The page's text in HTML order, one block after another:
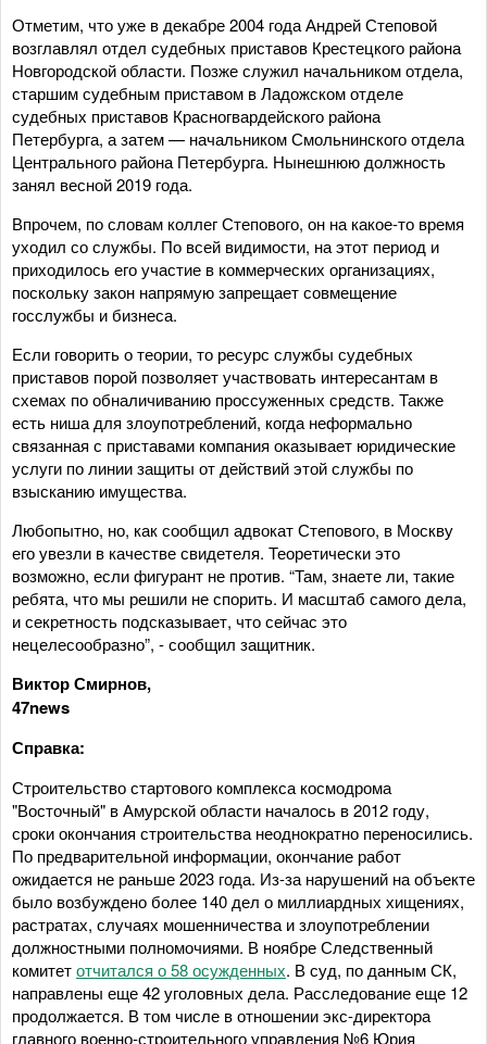
Отметим, что уже в декабре 2004 года Андрей Степовой
возглавлял отдел судебных приставов Крестецкого района
Новгородской области. Позже служил начальником отдела,
старшим судебным приставом в Ладожском отделе
судебных приставов Красногвардейского района
Петербурга, а затем — начальником Смольнинского отдела
Центрального района Петербурга. Нынешнюю должность
занял весной 2019 года.
Впрочем, по словам коллег Степового, он на какое-то время
уходил со службы. По всей видимости, на этот период и
приходилось его участие в коммерческих организациях,
поскольку закон напрямую запрещает совмещение
госслужбы и бизнеса.
Если говорить о теории, то ресурс службы судебных
приставов порой позволяет участвовать интересантам в
схемах по обналичиванию проссуженных средств. Также
есть ниша для злоупотреблений, когда неформально
связанная с приставами компания оказывает юридические
услуги по линии защиты от действий этой службы по
взысканию имущества.
Любопытно, но, как сообщил адвокат Степового, в Москву
его увезли в качестве свидетеля. Теоретически это
возможно, если фигурант не против. “Там, знаете ли, такие
ребята, что мы решили не спорить. И масштаб самого дела,
и секретность подсказывает, что сейчас это
нецелесообразно”, - сообщил защитник.
Виктор Смирнов,
47news
Справка:
Строительство стартового комплекса космодрома
"Восточный" в Амурской области началось в 2012 году,
сроки окончания строительства неоднократно переносились.
По предварительной информации, окончание работ
ожидается не раньше 2023 года. Из-за нарушений на объекте
было возбуждено более 140 дел о миллиардных хищениях,
растратах, случаях мошенничества и злоупотреблении
должностными полномочиями. В ноябре Следственный
комитетотчитался о 58 осужденных. В суд, по данным СК,
направлены еще 42 уголовных дела. Расследование еще 12
продолжается. В том числе в отношении экс-директора
главного военно-строительного управления №6 Юрия